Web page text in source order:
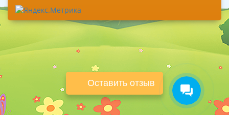
Оставить отзыв